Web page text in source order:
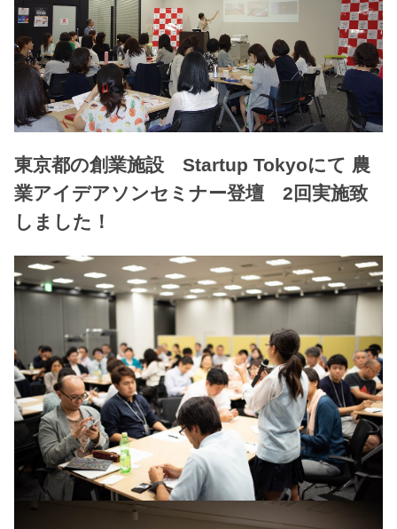
東京都の創業施設 Startup Tokyoにて 農
業アイデアソンセミナー登壇 2回実施致
しました！